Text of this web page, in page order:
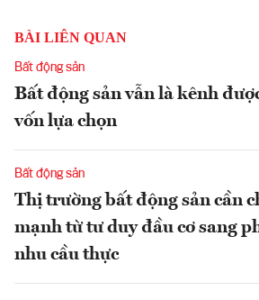
BÀI LIÊN QUAN
Bất động sản
Bất động sản vẫn là kênh
vốn lựa chọn
Bất động sản
Thị trường bất động sản cần
mạnh từ tư duy đầu cơ sang
nhu cầu thực